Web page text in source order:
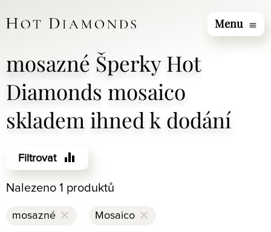
Menu menu
mosazné Šperky Hot
Diamonds mosaico
skladem ihned k dodání
Filtrovat equalizer
Nalezeno 1 produktů
mosazné clear Mosaico clear